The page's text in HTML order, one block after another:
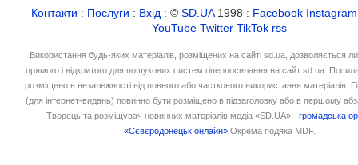
Контакти : Послуги : Вхід : ©SD.UA1998 : Facebook Instagram
YouTube Twitter TikTok rss
Використання будь-яких матеріалів, розміщених на сайті sd.ua, дозволяється
прямого і відкритого для пошукових систем гіперпосилання на сайт sd.ua.
розміщено в незалежності від повного або часткового використання матеріалів.
(для інтернет-видань) повинно бути розміщено в підзаголовку або в першому
Творець та розміщувач новинних матеріалів медіа «SD.UA» -громадська
«Сєвєродонецьк онлайн» Окрема подяка MDF.